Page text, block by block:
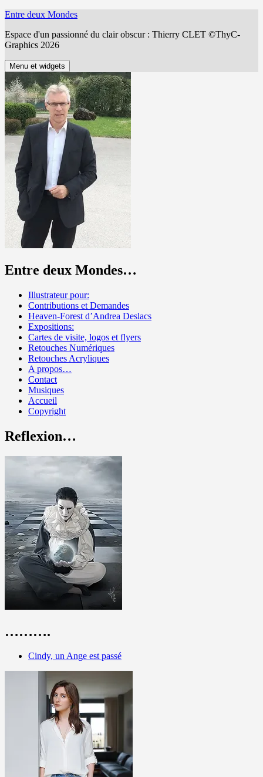
Aller
contenu
Entre deux Mondes
Espace d'un passionné du clair obscur : Thierry CLET ©ThyC-
Graphics 2026
Menu et widgets
Entre deux Mondes…
Illustrateur pour:
Contributions et Demandes
Heaven-Forest d’Andrea Deslacs
Expositions:
Cartes de visite, logos et flyers
Retouches Numériques
Retouches Acryliques
A propos…
Contact
Musiques
Accueil
Copyright
Reflexion…
……….
Cindy, un Ange est passé